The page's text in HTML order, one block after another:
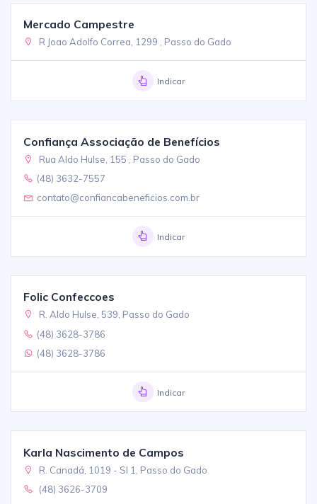
Mercado Campestre
R Joao Adolfo Correa, 1299 , Passo do Gado
Indicar
Confiança Associação de Benefícios
Rua Aldo Hulse, 155 , Passo do Gado
(48) 3632-7557
contato@confiancabeneficios.com.br
Indicar
Folic Confeccoes
R. Aldo Hulse, 539, Passo do Gado
(48) 3628-3786
(48) 3628-3786
Indicar
Karla Nascimento de Campos
R. Canadá, 1019 - Sl 1, Passo do Gado
(48) 3626-3709